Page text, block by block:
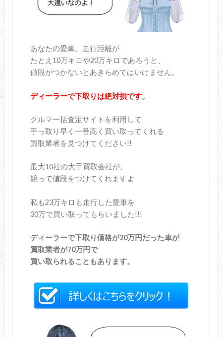
あなたの愛車、走行距離が
たとえ10万キロや20万キロであろうと、
値段がつかないとあきらめてはいけません。
ディーラーで下取りは絶対損です。
クルマ一括査定サイトを利用して
手っ取り早く一番高く買い取ってくれる
買取業者を見つけてください!!
最大10社の大手買取会社が、
競って値段をつけてくれますよ
私も23万キロも走行した愛車を
30万で買い取ってもらいました!!!
ディーラーで下取り価格が20万円だった車が
買取業者が70万円で
買い取られることもあります。